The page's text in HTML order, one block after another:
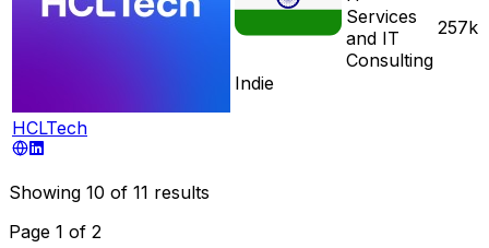
HCLTech
Indie
Services
and IT
Consulting
257k
Showing 10 of 11 results
Page 1 of 2